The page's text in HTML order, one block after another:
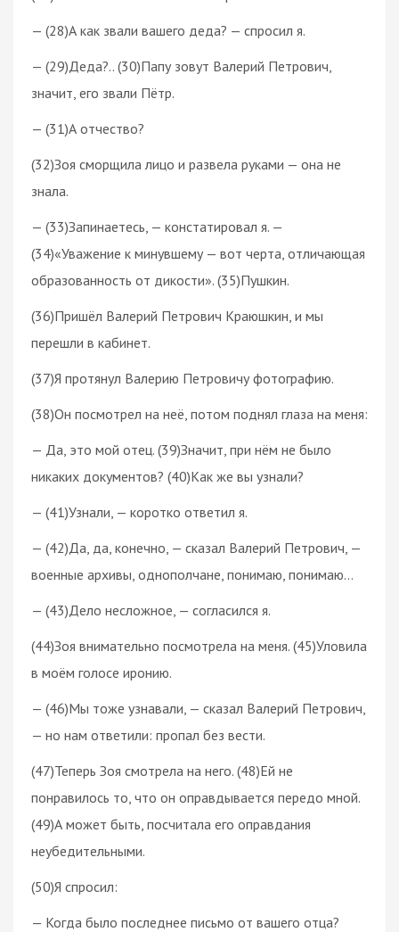
— (28)А как звали вашего деда? — спросил я.
— (29)Деда?.. (30)Папу зовут Валерий Петрович,
значит, его звали Пётр.
— (31)А отчество?
(32)Зоя сморщила лицо и развела руками — она не
знала.
— (33)Запинаетесь, — констатировал я. —
(34)«Уважение к минувшему — вот черта, отличающая
образованность от дикости». (35)Пушкин.
(36)Пришёл Валерий Петрович Краюшкин, и мы
перешли в кабинет.
(37)Я протянул Валерию Петровичу фотографию.
(38)Он посмотрел на неё, потом поднял глаза на меня:
— Да, это мой отец. (39)Значит, при нём не было
никаких документов? (40)Как же вы узнали?
— (41)Узнали, — коротко ответил я.
— (42)Да, да, конечно, — сказал Валерий Петрович, —
военные архивы, однополчане, понимаю, понимаю…
— (43)Дело несложное, — согласился я.
(44)Зоя внимательно посмотрела на меня. (45)Уловила
в моём голосе иронию.
— (46)Мы тоже узнавали, — сказал Валерий Петрович,
— но нам ответили: пропал без вести.
(47)Теперь Зоя смотрела на него. (48)Ей не
понравилось то, что он оправдывается передо мной.
(49)А может быть, посчитала его оправдания
неубедительными.
(50)Я спросил:
— Когда было последнее письмо от вашего отца?